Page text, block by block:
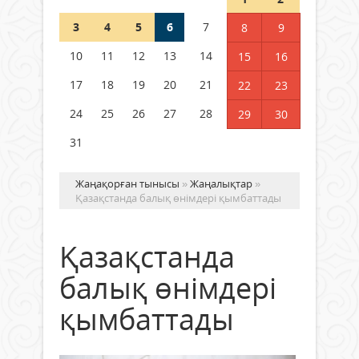
Германия аптап ыстыққа
бастады
04 тамыз 2026 ж.
3
4 5 6 7 8
9
10
11 12 13 14 15
16
17
18 19 20 21 22
23
24
25 26 27 28 29
30
31
Жаңақорған тынысы »Жаңалықтар »
Қазақстанда балық өнімдері қымбаттады
Қазақстанда
балық өнімдері
қымбаттады